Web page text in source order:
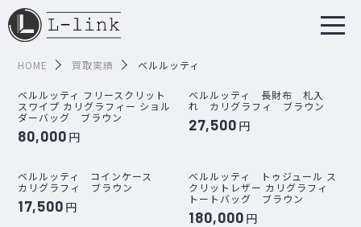
HOME 買取実績 ベルルッティ
ベルルッティ フリースクリット
スワイプ カリグラフィー ショル
ダーバッグ ブラウン
80,000 円
ベルルッティ 長財布 札入
れ カリグラフィ ブラウン
27,500 円
ベルルッティ コインケース
カリグラフィ ブラウン
17,500 円
ベルルッティ トゥジュール ス
クリットレザー カリグラフィ
トートバッグ ブラウン
180,000 円